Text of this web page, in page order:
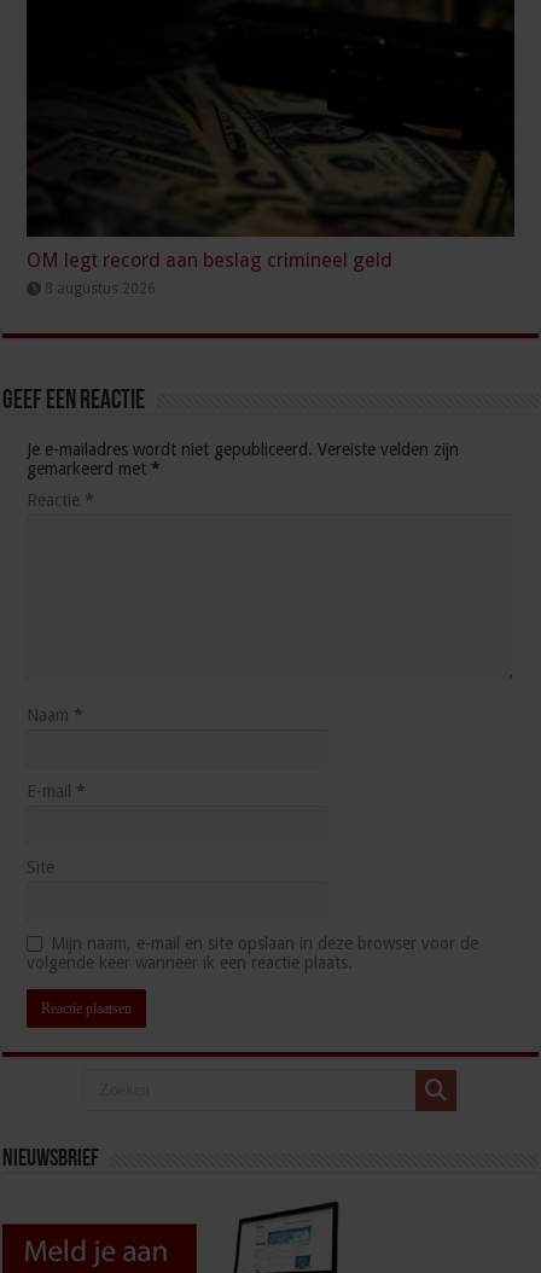
OM legt record aan beslag crimineel geld
8 augustus 2026
Geef een reactie
Je e-mailadres wordt niet gepubliceerd. Vereiste velden zijn
gemarkeerd met *
Reactie *
Naam *
E-mail *
Site
Mijn naam, e-mail en site opslaan in deze browser voor de
volgende keer wanneer ik een reactie plaats.
Nieuwsbrief